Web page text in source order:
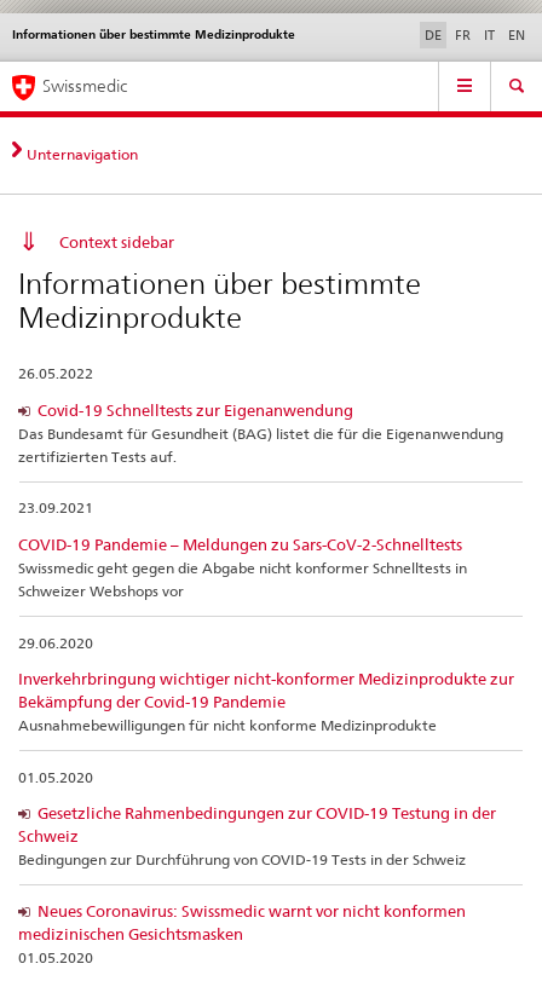
Direktnavigation
News,
Rechtsgrundlagen,
Kontakt
News & Updates Kontakt | Support & Hilfe
Informationen über bestimmte Medizinprodukte
Sprachwahl DE FR IT EN
Service
Hauptnavigation
Swissmedic
Unternavigation
Context sidebar
Informationen über bestimmte
Medizinprodukte
26.05.2022
Covid-19 Schnelltests zur Eigenanwendung
Das Bundesamt für Gesundheit (BAG) listet die für die Eigenanwendung
zertifizierten Tests auf.
23.09.2021
COVID-19 Pandemie – Meldungen zu Sars-CoV-2-Schnelltests
Swissmedic geht gegen die Abgabe nicht konformer Schnelltests in
Schweizer Webshops vor
29.06.2020
Inverkehrbringung wichtiger nicht-konformer Medizinprodukte zur
Bekämpfung der Covid-19 Pandemie
Ausnahmebewilligungen für nicht konforme Medizinprodukte
01.05.2020
Gesetzliche Rahmenbedingungen zur COVID-19 Testung in der
Schweiz
Bedingungen zur Durchführung von COVID-19 Tests in der Schweiz
Neues Coronavirus: Swissmedic warnt vor nicht konformen
medizinischen Gesichtsmasken
01.05.2020